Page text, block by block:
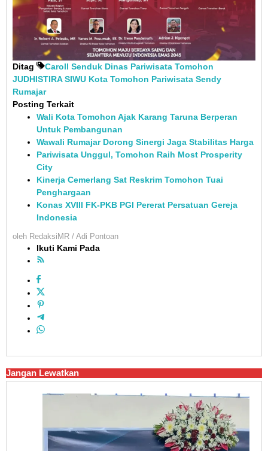
Ditag Caroll Senduk Dinas Pariwisata Tomohon
JUDHISTIRA SIWU Kota Tomohon Pariwisata Sendy
Rumajar
Posting Terkait
Wali Kota Tomohon Ajak Karang Taruna Berperan
Untuk Pembangunan
Wawali Rumajar Dorong Sinergi Jaga Stabilitas Harga
Pariwisata Unggul, Tomohon Raih Most Prosperity
City
Kinerja Cemerlang Sat Reskrim Tomohon Tuai
Penghargaan
Konas XVIII FK-PKB PGI Pererat Persatuan Gereja
Indonesia
oleh RedaksiMR / Adi Pontoan
Ikuti Kami Pada
Jangan Lewatkan